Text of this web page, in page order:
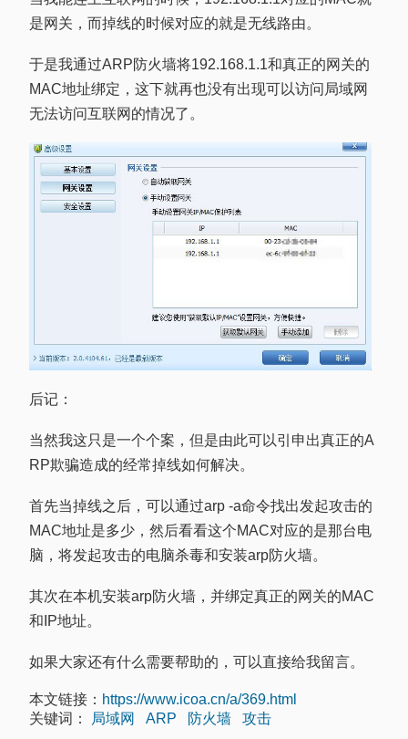
是网关，而掉线的时候对应的就是无线路由。
于是我通过ARP防火墙将192.168.1.1和真正的网关的
MAC地址绑定，这下就再也没有出现可以访问局域网
无法访问互联网的情况了。
后记：
当然我这只是一个个案，但是由此可以引申出真正的A
RP欺骗造成的经常掉线如何解决。
首先当掉线之后，可以通过arp -a命令找出发起攻击的
MAC地址是多少，然后看看这个MAC对应的是那台电
脑，将发起攻击的电脑杀毒和安装arp防火墙。
其次在本机安装arp防火墙，并绑定真正的网关的MAC
和IP地址。
如果大家还有什么需要帮助的，可以直接给我留言。
本文链接： https://www.icoa.cn/a/369.html
关键词：
局域网 ARP 防火墙 攻击